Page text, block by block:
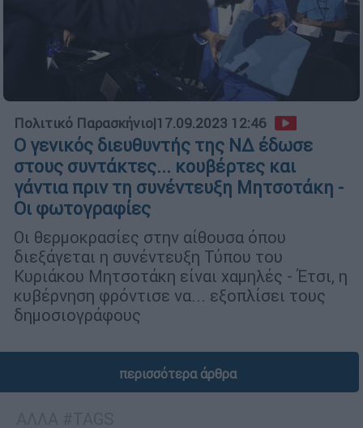
Πολιτικό Παρασκήνιο|17.09.2023 12:46
Ο γενικός διευθυντής της ΝΔ έδωσε
στους συντάκτες... κουβέρτες και
γάντια πριν τη συνέντευξη Μητσοτάκη -
Οι φωτογραφίες
Οι θερμοκρασίες στην αίθουσα όπου
διεξάγεται η συνέντευξη Τύπου του
Κυριάκου Μητσοτάκη είναι χαμηλές - Έτσι, η
κυβέρνηση φρόντισε να... εξοπλίσει τους
δημοσιογράφους
περισσότερα άρθρα